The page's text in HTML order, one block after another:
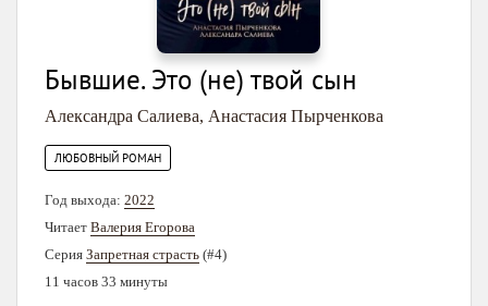
Бывшие. Это (не) твой сын
Александра Салиева, Анастасия Пырченкова
ЛЮБОВНЫЙ РОМАН
Год выхода: 2022
Читает Валерия Егорова
Серия Запретная страсть (#4)
11 часов 33 минуты